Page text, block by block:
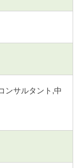
ンサルタント,中